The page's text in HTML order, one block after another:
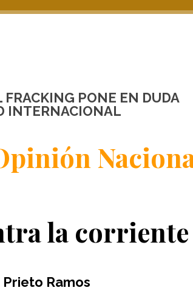
PONE EN DUDA
INTERNACIONAL
la corriente
Prieto Ramos